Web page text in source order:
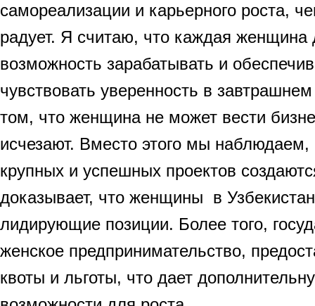
самореализации и карьерного роста,
радует. Я считаю, что каждая женщина
возможность зарабатывать и
чувствовать уверенность в
том, что женщина не может вести
исчезают. Вместо этого мы
крупных и успешных проектов
доказывает, что женщины в
лидирующие позиции. Более того,
женское предпринимательство,
квоты и льготы, что дает